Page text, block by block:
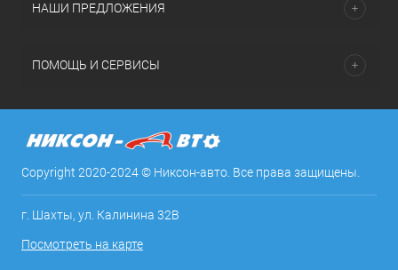
НАШИ ПРЕДЛОЖЕНИЯ
ПОМОЩЬ И СЕРВИСЫ
Copyright 2020-2024 © Никсон-авто. Все права защищены.
г. Шахты, ул. Калинина 32В
Посмотреть на карте